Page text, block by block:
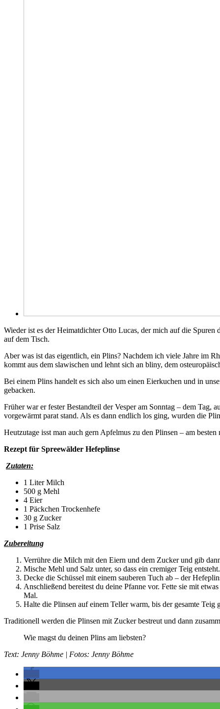
Wieder ist es der Heimatdichter Otto Lucas, der mich auf die
auf dem Tisch.
Aber was ist das eigentlich, ein Plins? Nachdem ich viele Jahre im
kommt aus dem slawischen und lehnt sich an bliny, dem
Bei einem Plins handelt es sich also um einen Eierkuchen und in
gebacken.
Früher war er fester Bestandteil der Vesper am Sonntag – dem Tag,
vorgewärmt parat stand. Als es dann endlich los ging, wurden die
Heutzutage isst man auch gern Apfelmus zu den Plinsen – am
Rezept für Spreewälder Hefeplinse
Zutaten:
1 Liter Milch
500 g Mehl
4 Eier
1 Päckchen Trockenhefe
30 g Zucker
1 Prise Salz
Zubereitung
Verrühre die Milch mit den Eiern und dem Zucker und gib
Mische Mehl und Salz unter, so dass ein cremiger Teig entsteht.
Decke die Schüssel mit einem sauberen Tuch ab – der
Anschließend bereitest du deine Pfanne vor. Fette sie mit
Mal.
Halte die Plinsen auf einem Teller warm, bis der gesamte Teig
Traditionell werden die Plinsen mit Zucker bestreut und dann
Wie magst du deinen Plins am liebsten?
Text: Jenny Böhme | Fotos: Jenny Böhme